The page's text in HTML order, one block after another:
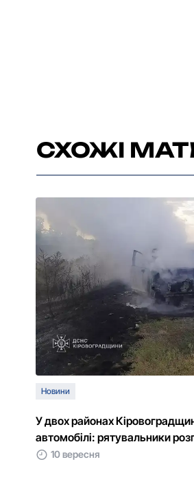
СХОЖІ
Новини
У двох районах
автомобілі: рятувальники
10 вересня